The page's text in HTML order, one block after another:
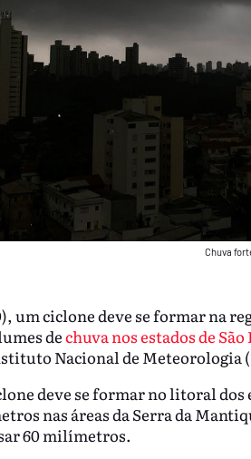
Chuva
um ciclone deve se formar na
dechuva nos estados de São
Nacional de Meteorologia
deve se formar no litoral dos
nas áreas da Serra da
60 milímetros.